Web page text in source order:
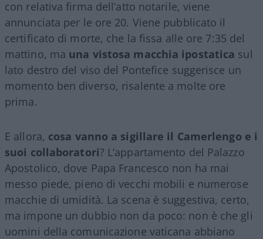
con relativa firma dell’atto notarile, viene
annunciata per le ore 20. Viene pubblicato il
certificato di morte, che la fissa alle ore 7:35 del
mattino, ma una vistosa macchia ipostatica sul
lato destro del viso del Pontefice suggerisce un
momento ben diverso, risalente a molte ore
prima.
E allora, cosa vanno a sigillare il Camerlengo e i
suoi collaboratori? L’appartamento del Palazzo
Apostolico, dove Papa Francesco non ha mai
messo piede, pieno di vecchi mobili e numerose
macchie di umidità. La scena è suggestiva, certo,
ma impone un dubbio non da poco: non è che gli
uomini della comunicazione vaticana abbiano